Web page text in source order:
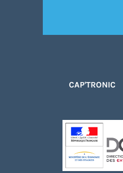
CAP'TRONIC